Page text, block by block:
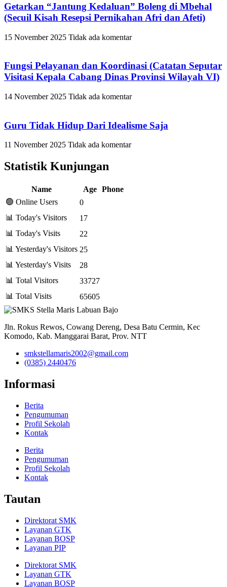
Getarkan “Jantung Kedaluan” Boleng di Mbehal
(Secuil Kisah Resepsi Pernikahan Afri dan Afeti)
15 November 2025 Tidak ada komentar
Fungsi Pelayanan dan Koordinasi (Catatan Seputar
Visitasi Kepala Cabang Dinas Provinsi Wilayah VI)
14 November 2025 Tidak ada komentar
Guru Tidak Hidup Dari Idealisme Saja
11 November 2025 Tidak ada komentar
Statistik Kunjungan
Name Age
Phone
🟢 Online Users
0
📊 Today's Visitors
17
📊 Today's Visits
22
📊 Yesterday's Visitors 25
📊 Yesterday's Visits
28
📊 Total Visitors
33727
📊 Total Visits
65605
Jln. Rokus Rewos, Cowang Dereng, Desa Batu Cermin, Kec
Komodo, Kab. Manggarai Barat, Prov. NTT
smkstellamaris2002@gmail.com
(0385) 2440476
Informasi
Berita
Pengumuman
Profil Sekolah
Kontak
Berita
Pengumuman
Profil Sekolah
Kontak
Tautan
Direktorat SMK
Layanan GTK
Layanan BOSP
Layanan PIP
Direktorat SMK
Layanan GTK
Layanan BOSP